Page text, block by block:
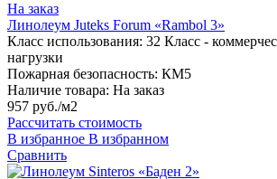
На заказ
Линолеум Juteks Forum «Rambol 3»
Класс использования: 32 Класс -
нагрузки
Пожарная безопасность: КМ5
Наличие товара: На заказ
957 руб./м2
Рассчитать стоимость
В избранное В избранном
Сравнить